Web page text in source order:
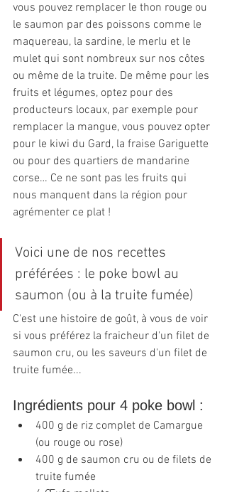
vous pouvez remplacer le thon rouge ou
le saumon par des poissons comme le
maquereau, la sardine, le merlu et le
mulet qui sont nombreux sur nos côtes
ou même de la truite. De même pour les
fruits et légumes, optez pour des
producteurs locaux, par exemple pour
remplacer la mangue, vous pouvez opter
pour le kiwi du Gard, la fraise Gariguette
ou pour des quartiers de mandarine
corse… Ce ne sont pas les fruits qui
nous manquent dans la région pour
agrémenter ce plat !
Voici une de nos recettes
préférées : le poke bowl au
saumon (ou à la truite fumée)
C'est une histoire de goût, à vous de voir
si vous préférez la fraicheur d'un filet de
saumon cru, ou les saveurs d'un filet de
truite fumée...
Ingrédients pour 4 poke bowl :
400 g de riz complet de Camargue
(ou rouge ou rose)
400 g de saumon cru ou de filets de
truite fumée